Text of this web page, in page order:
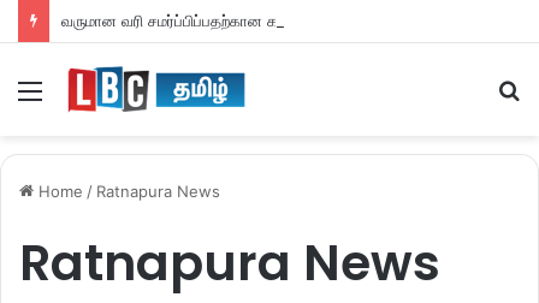
வருமான வரி சமர்ப்பிப்பதற்கான கால அவகாசம் நீடிப்பு
Home / Ratnapura News
Ratnapura News